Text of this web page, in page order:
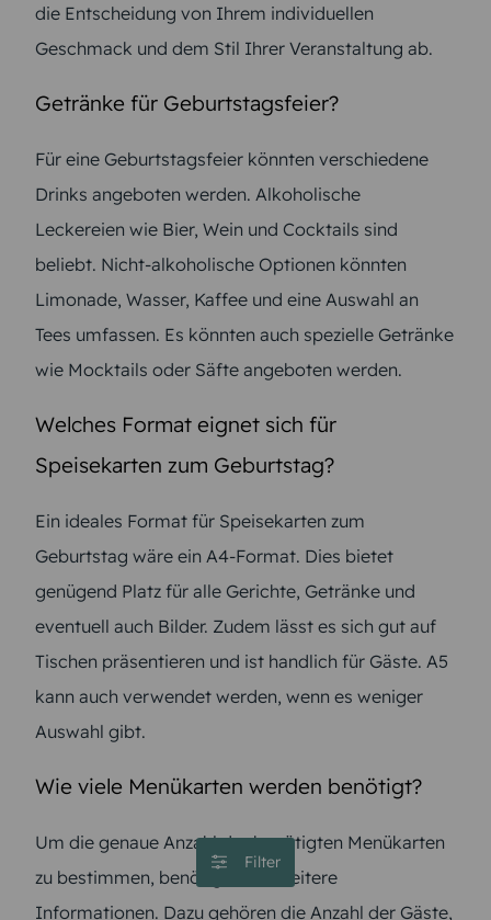
Filter
die Entscheidung von Ihrem individuellen
Geschmack und dem Stil Ihrer Veranstaltung ab.
Getränke für Geburtstagsfeier?
Für eine Geburtstagsfeier könnten verschiedene
Drinks angeboten werden. Alkoholische
Leckereien wie Bier, Wein und Cocktails sind
beliebt. Nicht-alkoholische Optionen könnten
Limonade, Wasser, Kaffee und eine Auswahl an
Tees umfassen. Es könnten auch spezielle Getränke
wie Mocktails oder Säfte angeboten werden.
Welches Format eignet sich für
Speisekarten zum Geburtstag?
Ein ideales Format für Speisekarten zum
Geburtstag wäre ein A4-Format. Dies bietet
genügend Platz für alle Gerichte, Getränke und
eventuell auch Bilder. Zudem lässt es sich gut auf
Tischen präsentieren und ist handlich für Gäste. A5
kann auch verwendet werden, wenn es weniger
Auswahl gibt.
Wie viele Menükarten werden benötigt?
Um die genaue Anzahl der benötigten Menükarten
zu bestimmen, benötigen wir weitere
Informationen. Dazu gehören die Anzahl der Gäste,